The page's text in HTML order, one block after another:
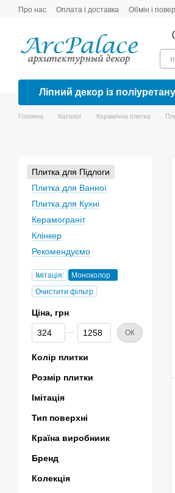
Перейти до основного контенту
Про нас Оплата і доставка Обмін і
Ліпний декор із поліуретану
Головна Каталог Керамічна плитка
Плитка для Підлоги
Плитка для Ванної
Плитка для Кухні
Керамограніт
Клінкер
Рекомендуємо
Імітація:
Моноколор
Очистити фільтр
Ціна, грн
Від Ціна, грн
До Ціна, грн ОК
Колір плитки
Розмір плитки
Імітація
Тип поверхні
Країна виробниик
Бренд
Колекція